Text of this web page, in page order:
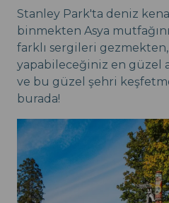
Stanley Park'ta deniz
binmekten Asya
farklı sergileri
yapabileceğiniz en güzel
ve bu güzel şehri
burada!